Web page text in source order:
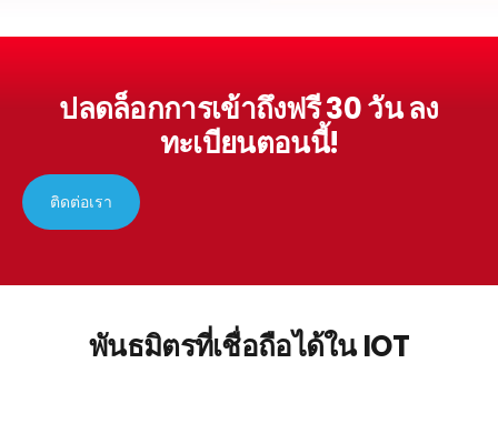
ปลดล็อกการเข้าถึงฟรี 30 วันลง
ทะเบียนตอนนี้!
ติดต่อเรา
พันธมิตรที่เชื่อถือได้ใน IOT